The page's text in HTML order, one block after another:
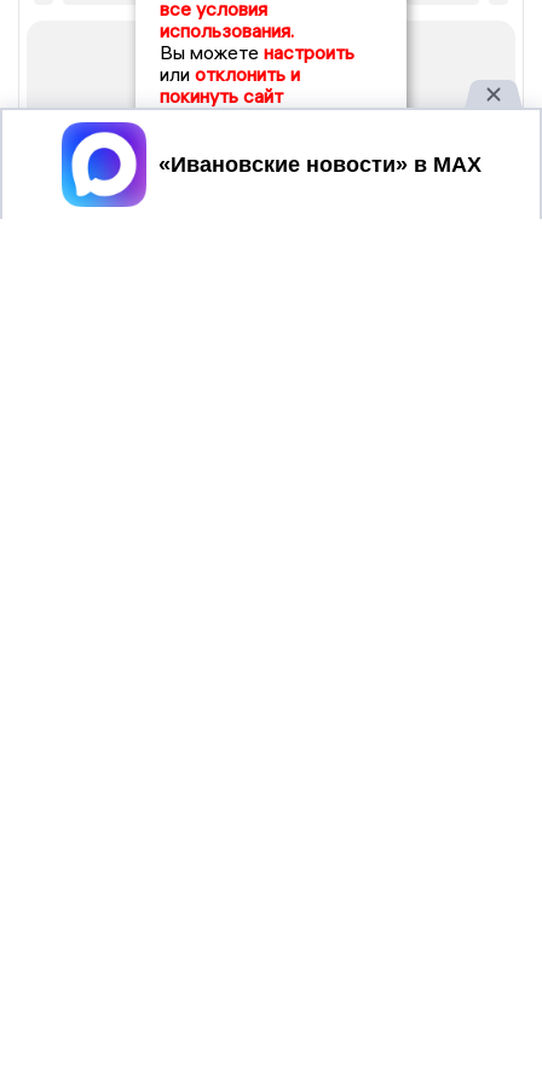
все условия
использования.
Вы можете настроить
или отклонить и
покинуть сайт
Принять